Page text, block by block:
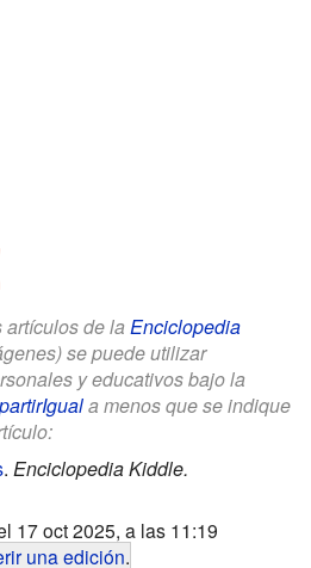
artículos de la Enciclopedia
se puede utilizar
y educativos bajo la
a menos que se indique
. Enciclopedia Kiddle.
17 oct 2025, a las 11:19
una edición.